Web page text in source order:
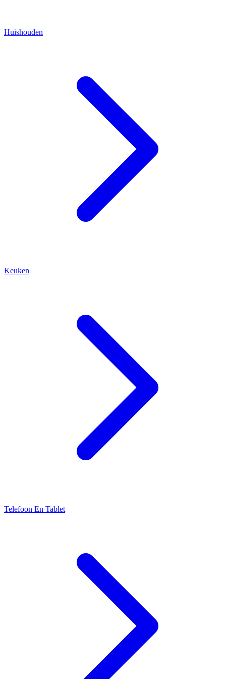
Huishouden
Keuken
Telefoon En Tablet